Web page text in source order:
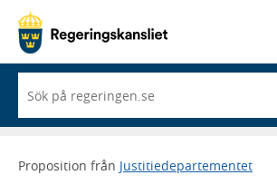
du
börjar
skriva
framträder
Proposition från Justitiedepartementet